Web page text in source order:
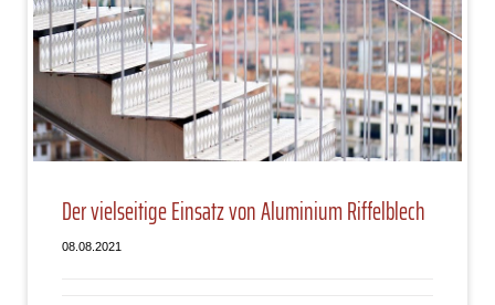
Der vielseitige Einsatz von Aluminium Riffelblech
08.08.2021